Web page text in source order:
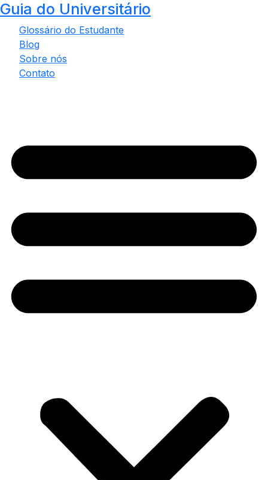
Ir
conteúdo
Guia do Universitário
Glossário do Estudante
Blog
Sobre nós
Contato